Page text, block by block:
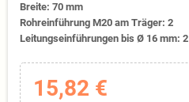
Breite: 70 mm
Rohreinführung M20 am Träger: 2
Leitungseinführungen bis Ø 16 mm: 2
15,82 €